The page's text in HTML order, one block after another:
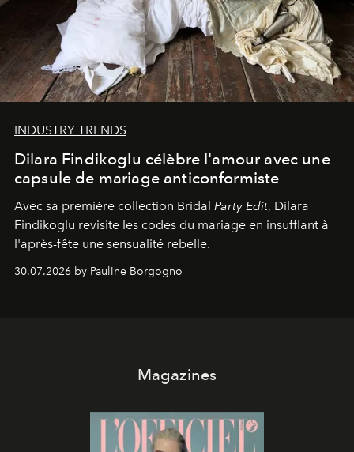
INDUSTRY TRENDS
Dilara Findikoglu célèbre l'amour avec une
capsule de mariage anticonformiste
Avec sa première collection Bridal Party Edit, Dilara
Findikoglu revisite les codes du mariage en insufflant à
l'après-fête une sensualité rebelle.
30.07.2026 by Pauline Borgogno
Magazines